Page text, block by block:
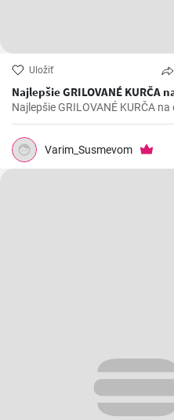
Uložiť
Najlepšie GRILOVANÉ KURČA
Najlepšie GRILOVANÉ KURČA
Varim_Susmevom